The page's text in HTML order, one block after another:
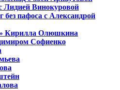
Лидией Винокуровой
без пафоса с Александрой
Кирилла Олюшкина
Софиенко